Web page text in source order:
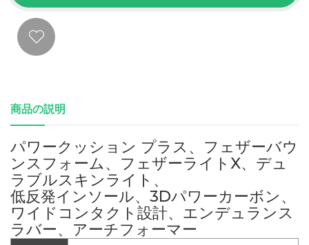
商品の説明
パワークッション プラス、フェザーバウ
ンスフォーム、フェザーライトX、デュ
ラブルスキンライト、
低反発インソール、3Dパワーカーボン、
ワイドコンタクト設計、エンデュランス
ラバー、アーチフォーマー